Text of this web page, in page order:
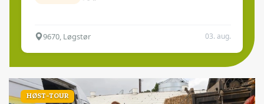
9670, Løgstør 03. aug.
HØST-TOUR